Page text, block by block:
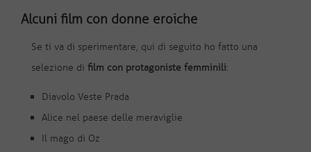
Alcuni film con donne eroiche
Se ti va di sperimentare, qui di seguito ho fatto una
selezione di film con protagoniste femminili:
Diavolo Veste Prada
Alice nel paese delle meraviglie
Il mago di Oz